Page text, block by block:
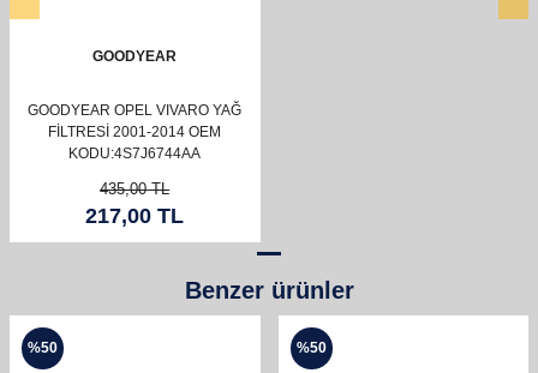
GOODYEAR
GOODYEAR OPEL VIVARO YAĞ
FILTRESI 2001-2014 OEM
KODU:4S7J6744AA
435,00TL
217,00 TL
Benzer ürünler
%50 %50